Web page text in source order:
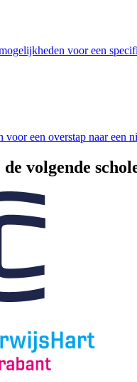
voor een
een overstap naar een
volgende